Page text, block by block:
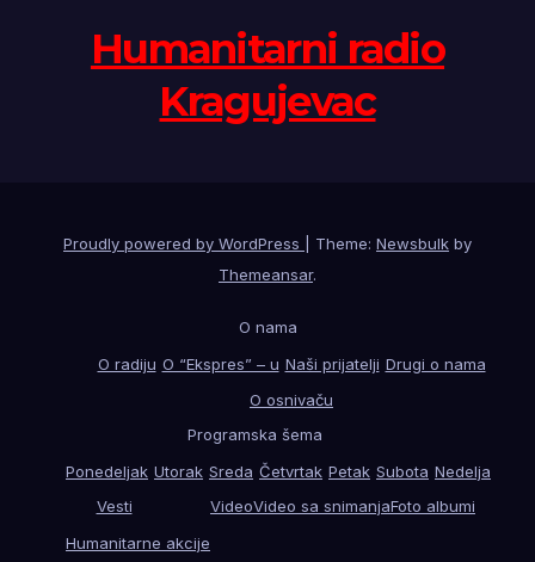
Humanitarni radio
Kragujevac
Proudly powered by WordPress Theme: Newsbulk by
Themeansar.
O nama
O radiju O “Ekspres” – u Naši prijatelji Drugi o nama
O osnivaču
Programska šema
Ponedeljak Utorak Sreda Četvrtak Petak Subota Nedelja
Vesti
Humanitarne akcije
VideoVideo sa snimanjaFoto albumi